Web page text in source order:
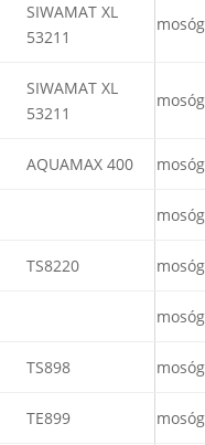
SIWAMAT XL
53211
SIWAMAT XL
53211
AQUAMAX 400
TS8220
TS898
TE899